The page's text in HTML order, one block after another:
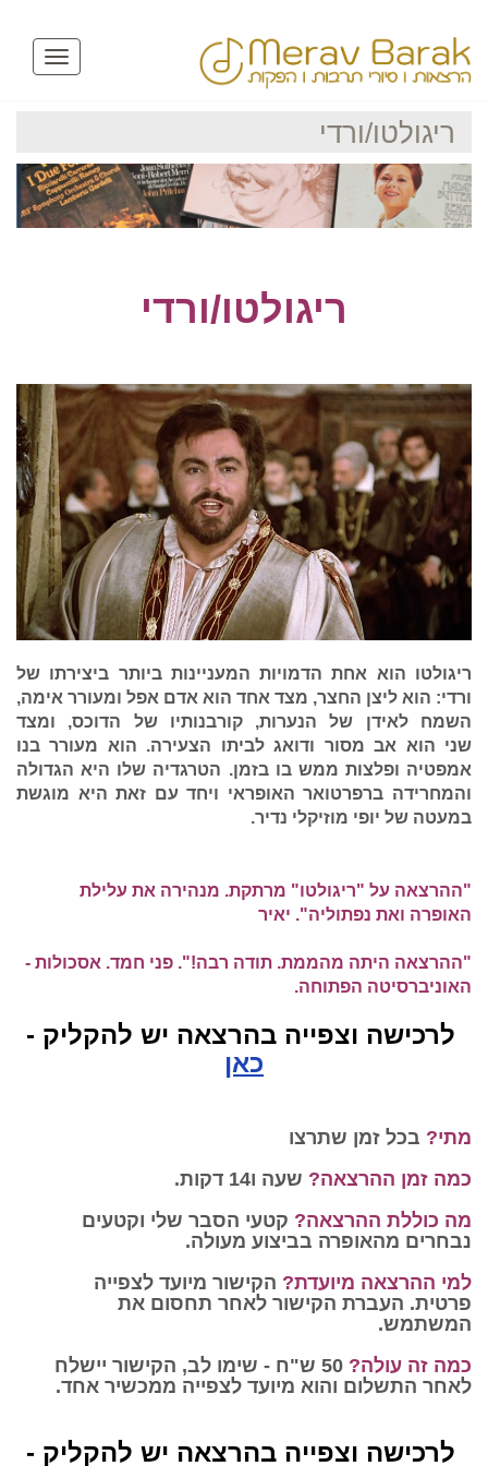
Toggle
ריגולטו/ורדי
ריגולטו/ורדי
ריגולטו הוא אחת הדמויות המעניינות ביותר ביצירתו של
ורדי: הוא ליצן החצר, מצד אחד הוא אדם אפל ומעורר אימה,
השמח לאידן של הנערות, קורבנותיו של הדוכס, ומצד
שני הוא אב מסור ודואג לביתו הצעירה. הוא מעורר בנו
אמפטיה ופלצות ממש בו בזמן. הטרגדיה שלו היא הגדולה
והמחרידה ברפרטואר האופראי ויחד עם זאת היא מוגשת
במעטה של יופי מוזיקלי נדיר.
"ההרצאה על "ריגולטו" מרתקת. מנהירה את עלילת
האופרה ואת נפתוליה". יאיר
"ההרצאה היתה מהממת. תודה רבה!". פני חמד. אסכולות -
האוניברסיטה הפתוחה.
לרכישה וצפייה בהרצאה יש להקליק -
כאן
מתי? בכל זמן שתרצו
כמה זמן ההרצאה? שעה ו14 דקות.
מה כוללת ההרצאה? קטעי הסבר שלי וקטעים
נבחרים מהאופרה בביצוע מעולה.
למי ההרצאה מיועדת? הקישור מיועד לצפייה
פרטית. העברת הקישור לאחר תחסום את
המשתמש.
כמה זה עולה?
50 ש"ח - שימו לב, הקישור יישלח
לאחר התשלום והוא מיועד לצפייה ממכשיר אחד.
לרכישה וצפייה בהרצאה יש להקליק -